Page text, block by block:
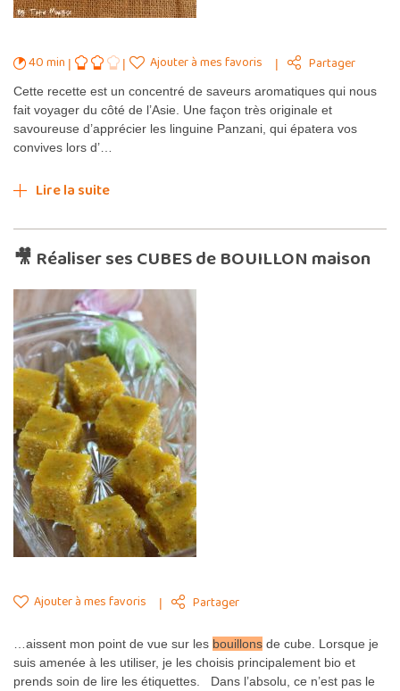
40 min Ajouter à mes favoris Partager
Cette recette est un concentré de saveurs aromatiques qui nous
fait voyager du côté de l’Asie. Une façon très originale et
savoureuse d’apprécier les linguine Panzani, qui épatera vos
convives lors d’…
Lire la suite
🎥 Réaliser ses CUBES de BOUILLON maison
Ajouter à mes favoris Partager
…aissent mon point de vue sur les bouillons de cube. Lorsque je
suis amenée à les utiliser, je les choisis principalement bio et
prends soin de lire les étiquettes. Dans l’absolu, ce n’est pas le